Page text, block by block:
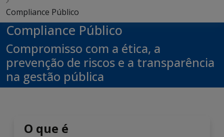
Compliance Público
Compliance Público
Compromisso com a ética, a
prevenção de riscos e a transparência
na gestão pública
O que é